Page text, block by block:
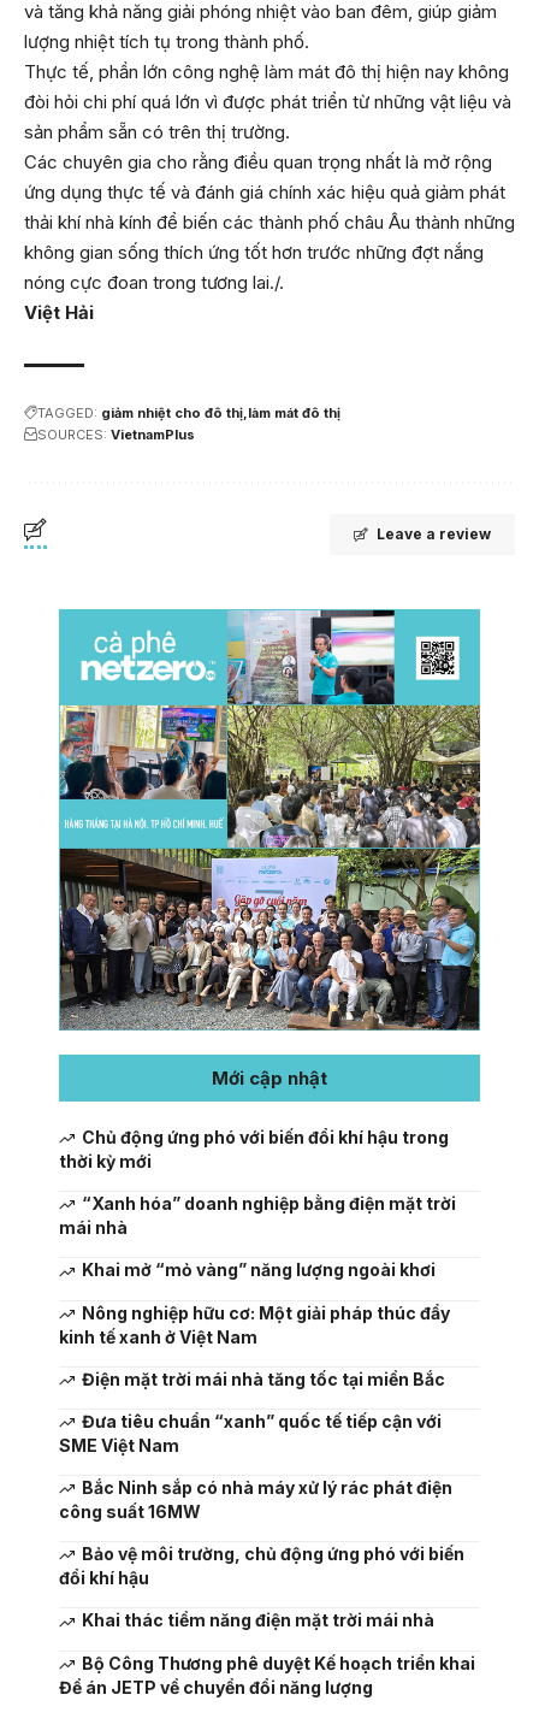
và tăng khả năng giải phóng nhiệt vào ban đêm, giúp giảm
lượng nhiệt tích tụ trong thành phố.
Thực tế, phần lớn công nghệ làm mát đô thị hiện nay không
đòi hỏi chi phí quá lớn vì được phát triển từ những vật liệu và
sản phẩm sẵn có trên thị trường.
Các chuyên gia cho rằng điều quan trọng nhất là mở rộng
ứng dụng thực tế và đánh giá chính xác hiệu quả giảm phát
thải khí nhà kính để biến các thành phố châu Âu thành những
không gian sống thích ứng tốt hơn trước những đợt nắng
nóng cực đoan trong tương lai./.
Việt Hải
TAGGED: giảm nhiệt cho đô thị làm mát đô thị
SOURCES: VietnamPlus
Leave a review
Mới cập nhật
Chủ động ứng phó với biến đổi khí hậu trong
thời kỳ mới
“Xanh hóa” doanh nghiệp bằng điện mặt trời
mái nhà
Khai mở “mỏ vàng” năng lượng ngoài khơi
Nông nghiệp hữu cơ: Một giải pháp thúc đẩy
kinh tế xanh ở Việt Nam
Điện mặt trời mái nhà tăng tốc tại miền Bắc
Đưa tiêu chuẩn “xanh” quốc tế tiếp cận với
SME Việt Nam
Bắc Ninh sắp có nhà máy xử lý rác phát điện
công suất 16MW
Bảo vệ môi trường, chủ động ứng phó với biến
đổi khí hậu
Khai thác tiềm năng điện mặt trời mái nhà
Bộ Công Thương phê duyệt Kế hoạch triển khai
Đề án JETP về chuyển đổi năng lượng